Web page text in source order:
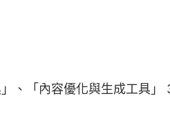
、「內容優化與生成工具」